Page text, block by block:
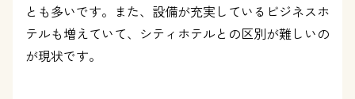
とも多いです。また、設備が充実しているビジネスホ
テルも増えていて、シティホテルとの区別が難しいの
が現状です。